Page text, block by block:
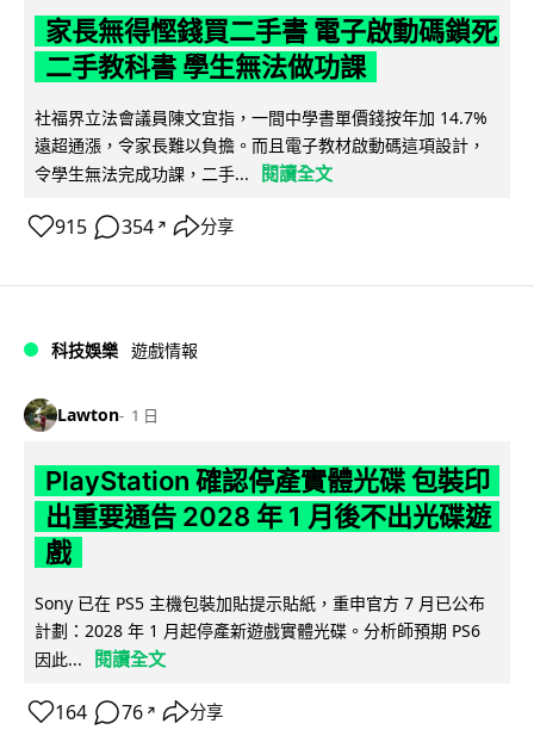
家長無得慳錢買二手書 電子啟動碼鎖死
二手教科書 學生無法做功課
社福界立法會議員陳文宜指，一間中學書單價錢按年加 14.7%
遠超通漲，令家長難以負擔。而且電子教材啟動碼這項設計，
令學生無法完成功課，二手...
閱讀全文
915 354 ↗ 分享
科技娛樂 遊戲情報
Lawton 1 日
PlayStation 確認停產實體光碟 包裝印
出重要通告 2028 年 1 月後不出光碟遊
戲
Sony 已在 PS5 主機包裝加貼提示貼紙，重申官方 7 月已公布
計劃：2028 年 1 月起停產新遊戲實體光碟。分析師預期 PS6
因此...
閱讀全文
164 76 ↗ 分享